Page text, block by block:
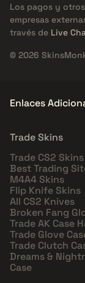
Los pagos y
empresas
través de Live
© 2026
Enlaces
Trade Skins
Trade CS2 Skins
Best Trading
M4A4 Skins
Flip Knife Skins
All CS2 Knives
Broken Fang
Trade AK Case
Trade Glove
Trade Clutch
Dreams &
Case